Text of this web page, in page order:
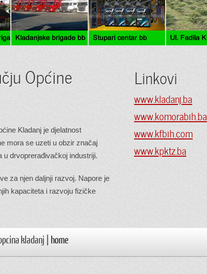
Linkovi
www.kladanj.ba
www.komorabih.ba
www.kfbih.com
www.kpktz.ba
Općine
Kladanj je djelatnost
mora se uzeti u obzir značaj
drvoprerađivačkoj industriji.
za njen daljnji razvoj. Napore je
kapaciteta i razvoju fizičke
kladanj | home